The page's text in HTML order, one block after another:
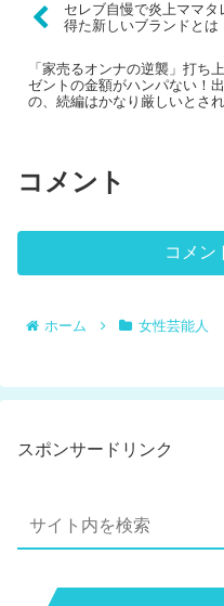
セレブ自慢で炎上ママ
得た新しいブランドとは
「家売るオンナの逆襲」打ち
ゼントの金額がハンパない！
の、続編はかなり厳しいとさ
コメント
コメン
ホーム 女性芸能人
スポンサードリンク